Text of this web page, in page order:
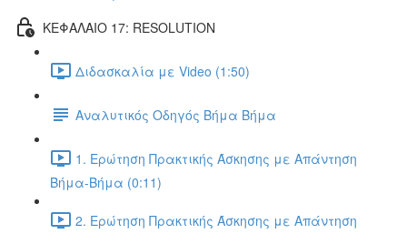
ΚΕΦΑΛΑΙΟ 17: RESOLUTION
Διδασκαλία με Video (1:50)
Αναλυτικός Οδηγός Βήμα Βήμα
1. Ερώτηση Πρακτικής Άσκησης με Απάντηση
Βήμα-Βήμα (0:11)
2. Ερώτηση Πρακτικής Άσκησης με Απάντηση